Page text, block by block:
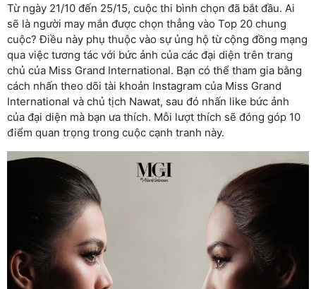
Từ ngày 21/10 đến 25/15, cuộc thi bình chọn đã bắt đầu. Ai
sẽ là người may mắn được chọn thẳng vào Top 20 chung
cuộc? Điều này phụ thuộc vào sự ủng hộ từ cộng đồng mạng
qua việc tương tác với bức ảnh của các đại diện trên trang
chủ của Miss Grand International. Bạn có thể tham gia bằng
cách nhấn theo dõi tài khoản Instagram của Miss Grand
International và chủ tịch Nawat, sau đó nhấn like bức ảnh
của đại diện mà bạn ưa thích. Mỗi lượt thích sẽ đóng góp 10
điểm quan trọng trong cuộc cạnh tranh này.